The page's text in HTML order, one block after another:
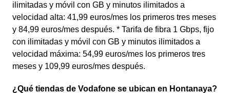
ilimitadas y móvil con GB y minutos ilimitados a
velocidad alta: 41,99 euros/mes los primeros tres meses
y 84,99 euros/mes después. * Tarifa de fibra 1 Gbps, fijo
con ilimitadas y móvil con GB y minutos ilimitados a
velocidad máxima: 54,99 euros/mes los primeros tres
meses y 109,99 euros/mes después.
¿Qué tiendas de Vodafone se ubican en Hontanaya?